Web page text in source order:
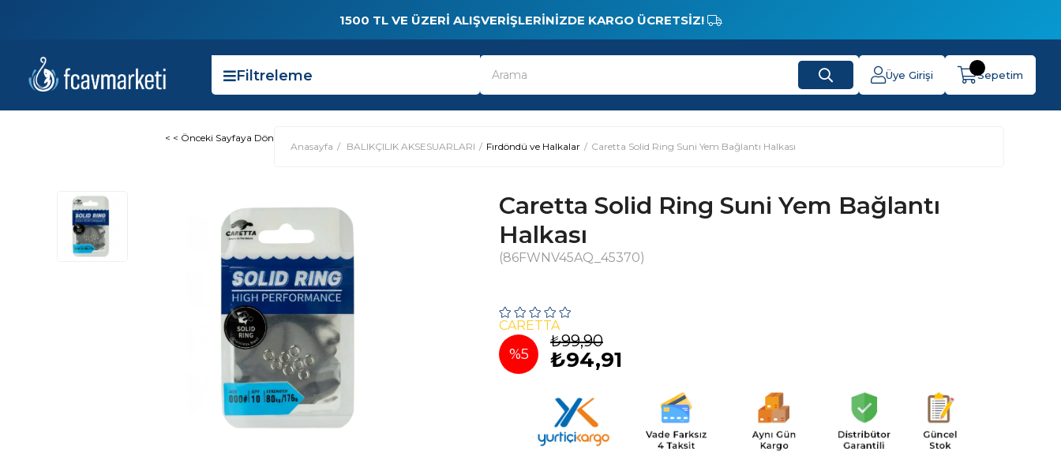
1500 TL VE ÜZERI ALIŞVERIŞLERINIZDE KARGO ÜCRETSIZ!
Filtreleme Üye Girişi Sepetim
Anasayfa BALIKÇILIK AKSESUARLARI Fırdöndü ve Halkalar Caretta Solid Ring Suni Yem Bağlantı Halkası
< < Önceki Sayfaya Dön
Caretta Solid Ring Suni Yem Bağlantı
Halkası
(86FWNV45AQ_45370)
CARETTA
%5
₺99,90
₺94,91